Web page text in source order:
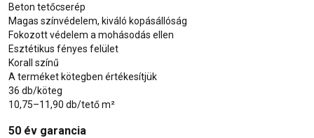
Beton tetőcserép
Magas színvédelem, kiváló kopásállóság
Fokozott védelem a mohásodás ellen
Esztétikus fényes felület
Korall színű
A terméket kötegben értékesítjük
36 db/köteg
10,75–11,90 db/tető m²
50 év garancia